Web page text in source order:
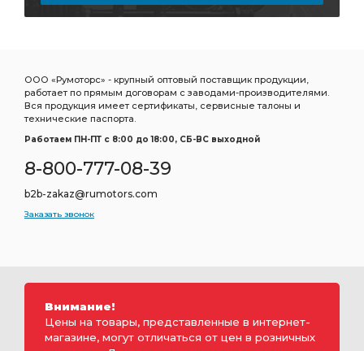
ООО «Румоторс» - крупный оптовый поставщик продукции,
работает по прямым договорам с заводами-производителями.
Вся продукция имеет сертификаты, сервисные талоны и
технические паспорта.
Работаем ПН-ПТ c 8:00 до 18:00, СБ-ВС выходной
8-800-777-08-39
b2b-zakaz@rumotors.com
Заказать звонок
Внимание!
Цены на товары, представленные в интернет-
магазине, могут отличаться от цен в розничных